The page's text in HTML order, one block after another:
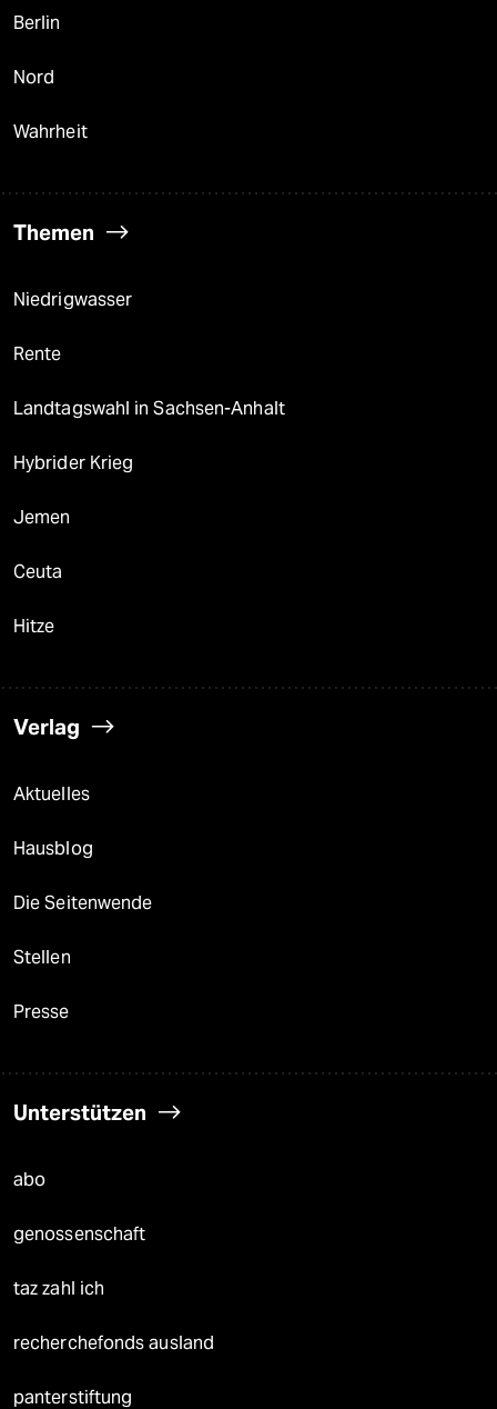
Berlin
Nord
Wahrheit
Themen
Niedrigwasser
Rente
Landtagswahl in Sachsen-Anhalt
Hybrider Krieg
Jemen
Ceuta
Hitze
Verlag
Aktuelles
Hausblog
Die Seitenwende
Stellen
Presse
Unterstützen
abo
genossenschaft
taz zahl ich
recherchefonds ausland
panterstiftung